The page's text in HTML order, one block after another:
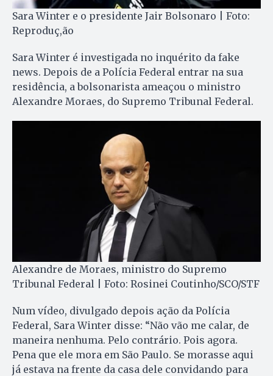
Sara Winter e o presidente Jair Bolsonaro | Foto:
Reproduç,ão
Sara Winter é investigada no inquérito da fake
news. Depois de a Polícia Federal entrar na sua
residência, a bolsonarista ameaçou o ministro
Alexandre Moraes, do Supremo Tribunal Federal.
Alexandre de Moraes, ministro do Supremo
Tribunal Federal | Foto: Rosinei Coutinho/SCO/STF
Num vídeo, divulgado depois ação da Polícia
Federal, Sara Winter disse: “Não vão me calar, de
maneira nenhuma. Pelo contrário. Pois agora.
Pena que ele mora em São Paulo. Se morasse aqui
já estava na frente da casa dele convidando para